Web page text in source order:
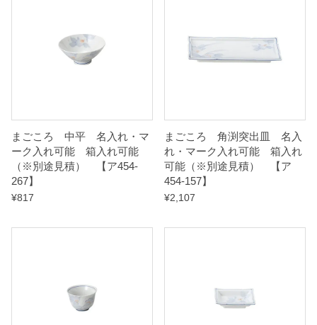
u
n
t
まごころ 中平 名入れ・マ
ーク入れ可能 箱入れ可能
（※別途見積） 【ア454-
267】
¥817
まごころ 角渕突出皿 名入
れ・マーク入れ可能 箱入れ
可能（※別途見積） 【ア
454-157】
¥2,107